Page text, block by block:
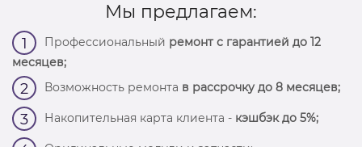
Мы предлагаем:
1 Профессиональный ремонт с гарантией до 12
месяцев;
2 Возможность ремонта в рассрочку до 8 месяцев;
3 Накопительная карта клиента - кэшбэк до 5%;